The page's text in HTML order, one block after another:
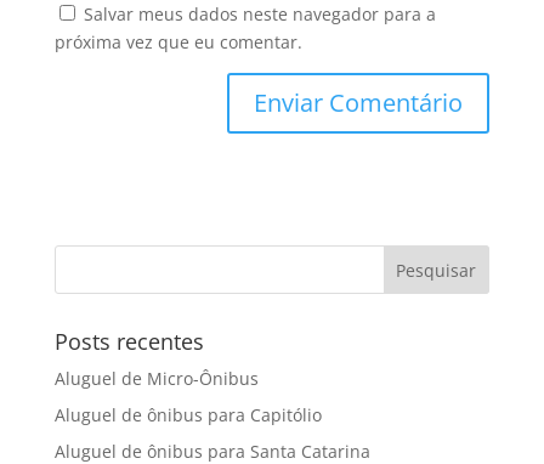
Salvar meus dados neste navegador para a
próxima vez que eu comentar.
Posts recentes
Aluguel de Micro-Ônibus
Aluguel de ônibus para Capitólio
Aluguel de ônibus para Santa Catarina